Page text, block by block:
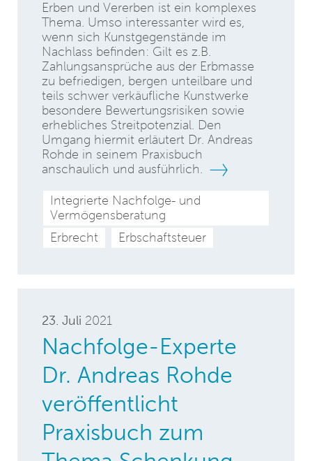
Erben und Vererben ist ein komplexes
Thema. Umso interessanter wird es,
wenn sich Kunstgegenstände im
Nachlass befinden: Gilt es z.B.
Zahlungsansprüche aus der Erbmasse
zu befriedigen, bergen unteilbare und
teils schwer verkäufliche Kunstwerke
besondere Bewertungsrisiken sowie
erhebliches Streitpotenzial. Den
Umgang hiermit erläutert Dr. Andreas
Rohde in seinem Praxisbuch
anschaulich und ausführlich.
Integrierte Nachfolge- und
Vermögensberatung
Erbrecht
Erbschaftsteuer
23. Juli 2021
Nachfolge-Experte
Dr. Andreas Rohde
veröffentlicht
Praxisbuch zum